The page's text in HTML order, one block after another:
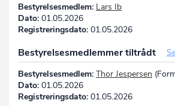
Bestyrelsesmedlem: Lars Ib
Dato: 01.05.2026
Registreringsdato: 01.05.2026
Bestyrelsesmedlemmer tiltrådt
Bestyrelsesmedlem: Thor Jespersen
Dato: 01.05.2026
Registreringsdato: 01.05.2026